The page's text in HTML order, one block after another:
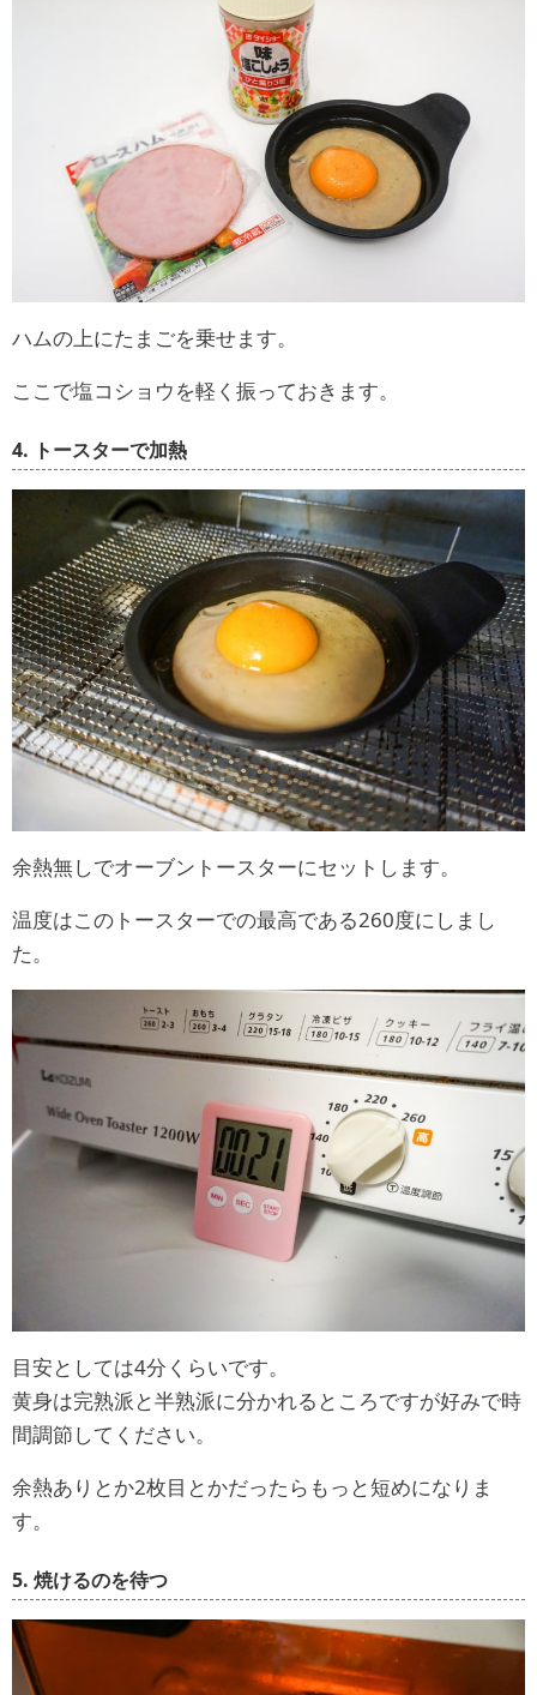
ハムの上にたまごを乗せます。
ここで塩コショウを軽く振っておきます。
4. トースターで加熱
余熱無しでオーブントースターにセットします。
温度はこのトースターでの最高である260度にしまし
た。
目安としては4分くらいです。
黄身は完熟派と半熟派に分かれるところですが好みで時
間調節してください。
余熱ありとか2枚目とかだったらもっと短めになりま
す。
5. 焼けるのを待つ